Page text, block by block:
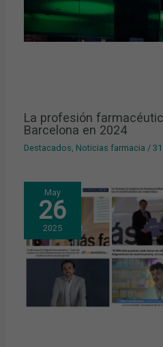
La profesión
Barcelona en 2024
Destacados Noticias farmacia /
May
26
2025